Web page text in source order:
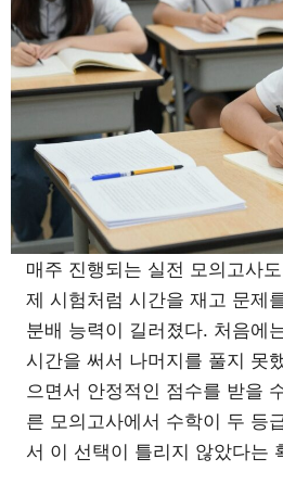
매주 진행되는 실전 모의고사
제 시험처럼 시간을 재고 문제
분배 능력이 길러졌다. 처음에
시간을 써서 나머지를 풀지 못
으면서 안정적인 점수를 받을
른 모의고사에서 수학이 두 등
서 이 선택이 틀리지 않았다는